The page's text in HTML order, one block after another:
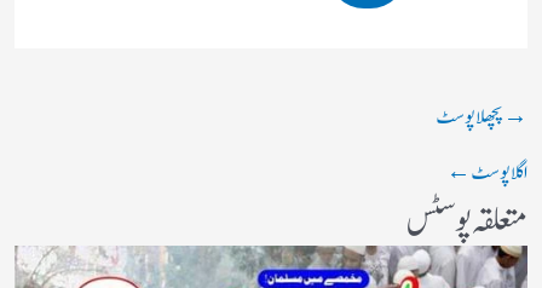
→پچھلا پوسٹ
اگلا پوسٹ←
متعلقہ پوسٹس